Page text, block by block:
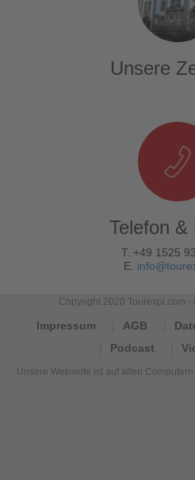
Unsere
Telefon &
T. +49 1525
E.
Copyright 2020 Tourexpi.com -
Impressum AGB
Podcast
Unsere Webseite ist auf allen